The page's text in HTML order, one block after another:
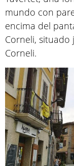
mundo con
encima del
Corneli,
Corneli.